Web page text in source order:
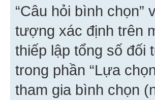
“Câu hỏi bình
tượng xác định trên
thiếp lập tổng số đối
trong phần “Lựa
tham gia bình chọn